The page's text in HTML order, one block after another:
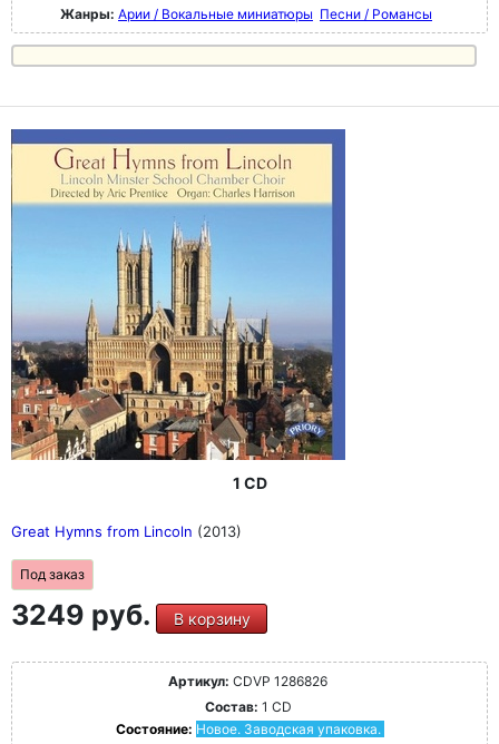
Жанры: Арии / Вокальные миниатюры Песни / Романсы
1 CD
Great Hymns from Lincoln (2013)
Под заказ
3249 руб. В корзину
Артикул: CDVP 1286826
Состав: 1 CD
Состояние: Новое. Заводская упаковка.